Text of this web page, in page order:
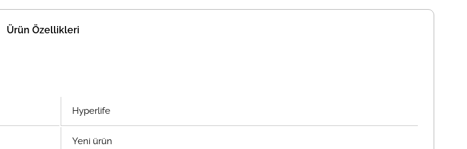
Ürün Özellikleri
Hyperlife
Yeni ürün